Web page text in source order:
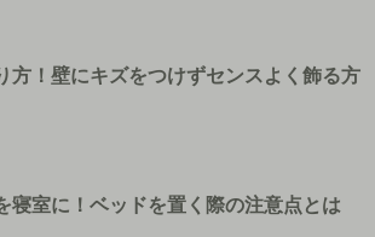
方！壁にキズをつけずセンスよく飾る方
寝室に！ベッドを置く際の注意点とは